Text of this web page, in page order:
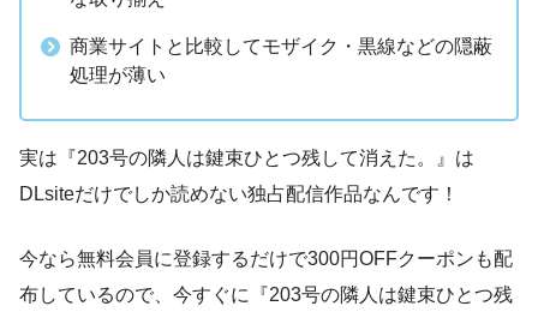
商業サイトと比較してモザイク・黒線などの隠蔽
処理が薄い
実は『203号の隣人は鍵束ひとつ残して消えた。』は
DLsiteだけでしか読めない独占配信作品なんです！
今なら無料会員に登録するだけで300円OFFクーポンも配
布しているので、今すぐに『203号の隣人は鍵束ひとつ残